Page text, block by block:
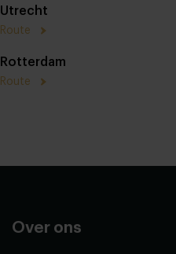
Utrecht
Route
Rotterdam
Route
Over ons